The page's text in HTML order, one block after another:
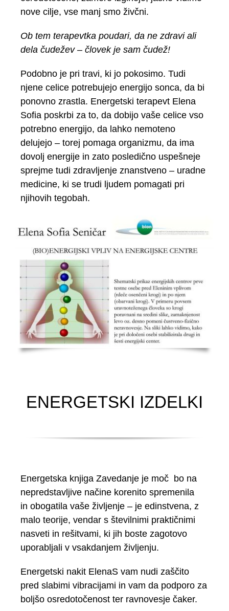
nove cilje, vse manj smo živčni.
Ob tem terapevtka poudari, da ne zdravi ali
dela čudežev – človek je sam čudež!
Podobno je pri travi, ki jo pokosimo. Tudi
njene celice potrebujejo energijo sonca, da bi
ponovno zrastla. Energetski terapevt Elena
Sofia poskrbi za to, da dobijo vaše celice vso
potrebno energijo, da lahko nemoteno
delujejo – torej pomaga organizmu, da ima
dovolj energije in zato posledično uspešneje
sprejme tudi zdravljenje znanstveno – uradne
medicine, ki se trudi ljudem pomagati pri
njihovih tegobah.
ENERGETSKI IZDELKI
Energetska knjiga Zavedanje je moč bo na
nepredstavljive načine korenito spremenila
in obogatila vaše življenje – je edinstvena, z
malo teorije, vendar s številnimi praktičnimi
nasveti in rešitvami, ki jih boste zagotovo
uporabljali v vsakdanjem življenju.
Energetski nakit ElenaS vam nudi zaščito
pred slabimi vibracijami in vam da podporo za
boljšo osredotočenost ter ravnovesje čaker.